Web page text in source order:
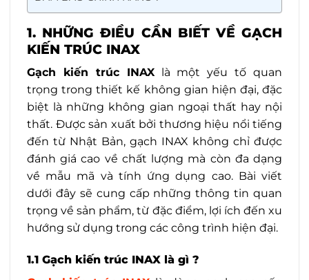
1. NHỮNG ĐIỀU CẦN BIẾT VỀ GẠCH
KIẾN TRÚC INAX
Gạch kiến trúc INAXlà một yếu tố quan
trọng trong thiết kế không gian hiện đại, đặc
biệt là những không gian ngoại thất hay nội
thất. Được sản xuất bởi thương hiệu nổi tiếng
đến từ Nhật Bản, gạch INAX không chỉ được
đánh giá cao về chất lượng mà còn đa dạng
về mẫu mã và tính ứng dụng cao. Bài viết
dưới đây sẽ cung cấp những thông tin quan
trọng về sản phẩm, từ đặc điểm, lợi ích đến xu
hướng sử dụng trong các công trình hiện đại.
1.1 Gạch kiến trúc INAX là gì ?